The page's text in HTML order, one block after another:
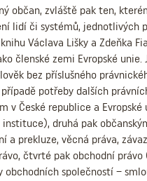
občan, zvláště pak ten,
lidí či systémů, jednotlivých
Václava Lišky a Zdeňka
členské zemi Evropské
bez příslušného
potřeby dalších
v České republice a
instituce), druhá pak
prekluze, věcná práva,
čtvrté pak obchodní
společností –